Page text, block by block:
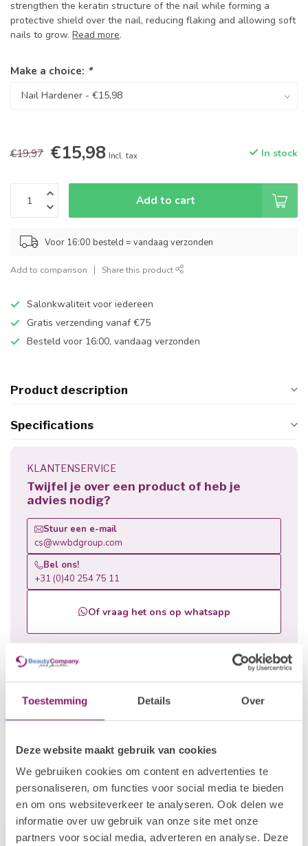
Toestemming Details Over
Deze website maakt gebruik van cookies
We gebruiken cookies om content en advertenties te
personaliseren, om functies voor social media te bieden
en om ons websiteverkeer te analyseren. Ook delen we
informatie over uw gebruik van onze site met onze
partners voor social media, adverteren en analyse. Deze
strengthen the keratin structure of the nail while forming a
protective shield over the nail, reducing flaking and allowing soft
nails to grow. Read more.
Make a choice: *
€19,97 €15,98 Incl. tax In stock
Add to cart
Voor 16:00 besteld = vandaag verzonden
Add to comparison Share this product
Salonkwaliteit voor iedereen
Gratis verzending vanaf €75
Besteld voor 16:00, vandaag verzonden
Product description
Specifications
KLANTENSERVICE
Twijfel je over een product of heb je
advies nodig?
Stuur een e-mail
cs@wwbdgroup.com
Bel ons!
+31 (0)40 254 75 11
Of vraag het ons op whatsapp
Error: Could not load products (404)
https://www.beautyfactorynails.com/en/brands/elim/medihan
Recently viewed
-20%